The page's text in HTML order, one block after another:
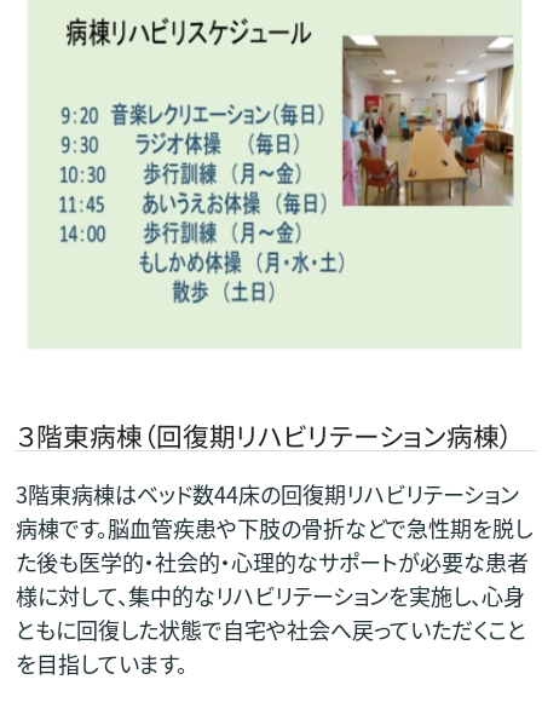
３階東病棟（回復期リハビリテーション病棟）
3階東病棟はベッド数44床の回復期リハビリテーション
病棟です。脳血管疾患や下肢の骨折などで急性期を脱し
た後も医学的・社会的・心理的なサポートが必要な患者
様に対して、集中的なリハビリテーションを実施し、心身
ともに回復した状態で自宅や社会へ戻っていただくこと
を目指しています。